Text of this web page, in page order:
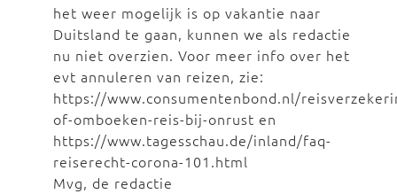
het weer mogelijk is op vakantie naar
Duitsland te gaan, kunnen we als redactie
nu niet overzien. Voor meer info over het
evt annuleren van reizen, zie:
https://www.consumentenbond.nl/
of-omboeken-reis-bij-onrust en
https://www.tagesschau.de/inland/faq-
reiserecht-corona-101.html
Mvg, de redactie